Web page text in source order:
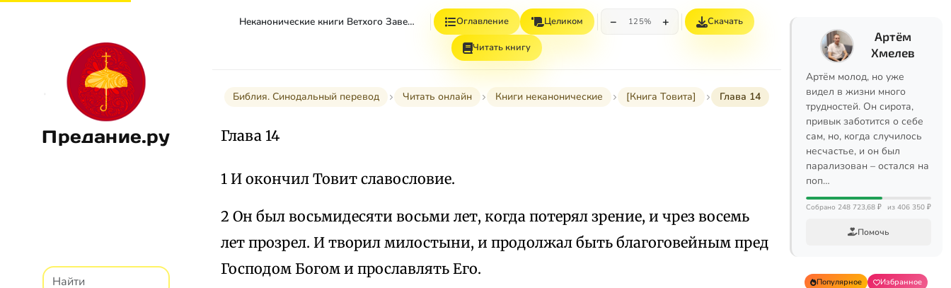
Предание.ру
Неканонические книги Ветхого Завета Оглавление Целиком − 125% + Скачать
Читать книгу
Библия. Синодальный перевод Читать онлайн Книги неканонические [Книга Товита] Глава 14
Глава 14
1 И окончил Товит славословие.
2 Он был восьмидесяти восьми лет, когда потерял зрение, и чрез восемь
лет прозрел. И творил милостыни, и продолжал быть благоговейным пред
Господом Богом и прославлять Его.
Артём
Хмелев
Артём молод, но уже
видел в жизни много
трудностей. Он сирота,
привык заботится о себе
сам, но, когда случилось
несчастье, и он был
парализован – остался на
поп…
Собрано 248 723,68 ₽ из 406 350 ₽
Помочь
Популярное
Избранное